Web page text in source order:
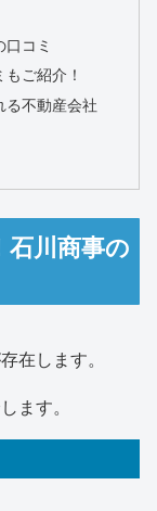
コミ
ご紹介！
る不動産会社
川商事の
在します。
ます。